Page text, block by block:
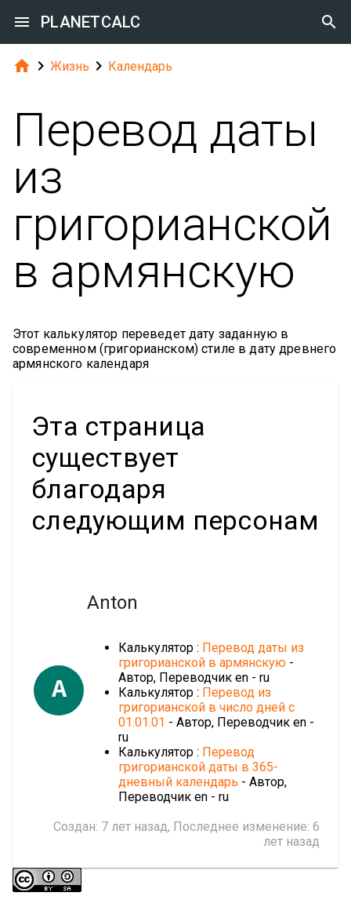
 PLANETCALC 
  Жизнь  Календарь
Перевод даты
из
григорианской
в армянскую
Этот калькулятор переведет дату заданную в
современном (григорианском) стиле в дату древнего
армянского календаря
Эта страница
существует
благодаря
следующим персонам
A
Anton
Калькулятор : Перевод даты из
григорианской в армянскую -
Автор, Переводчик en - ru
Калькулятор : Перевод из
григорианской в число дней с
01.01.01 - Автор, Переводчик en -
ru
Калькулятор : Перевод
григорианской даты в 365-
дневный календарь - Автор,
Переводчик en - ru
Создан: 7 лет назад, Последнее изменение: 6
лет назад